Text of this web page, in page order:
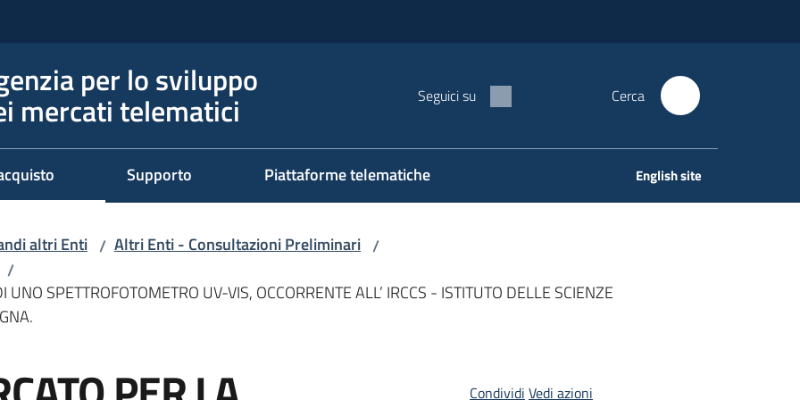
per lo sviluppo
mercati telematici Seguici su Cerca
Supporto Piattaforme telematiche English site
altri Enti / Altri Enti - Consultazioni Preliminari /
/
SPETTROFOTOMETRO UV-VIS, OCCORRENTE ALL’ IRCCS - ISTITUTO DELLE SCIENZE
Condividi Vedi azioni